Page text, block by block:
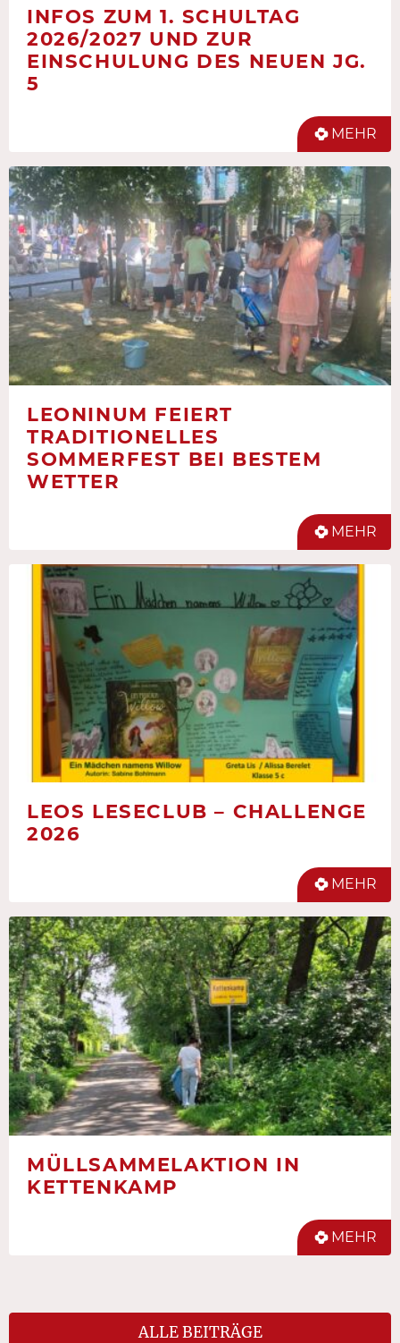
INFOS ZUM 1. SCHULTAG
2026/2027 UND ZUR
EINSCHULUNG DES NEUEN JG.
5
MEHR
LEONINUM FEIERT
TRADITIONELLES
SOMMERFEST BEI BESTEM
WETTER
MEHR
LEOS LESECLUB – CHALLENGE
2026
MEHR
MÜLLSAMMELAKTION IN
KETTENKAMP
MEHR
ALLE BEITRÄGE